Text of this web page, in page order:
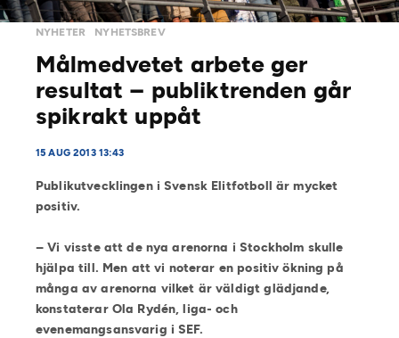
NYHETER NYHETSBREV
Målmedvetet arbete ger
resultat – publiktrenden går
spikrakt uppåt
15 AUG 2013 13:43
Publikutvecklingen i Svensk Elitfotboll är mycket
positiv.
– Vi visste att de nya arenorna i Stockholm skulle
hjälpa till. Men att vi noterar en positiv ökning på
många av arenorna vilket är väldigt glädjande,
konstaterar Ola Rydén, liga- och
evenemangsansvarig i SEF.